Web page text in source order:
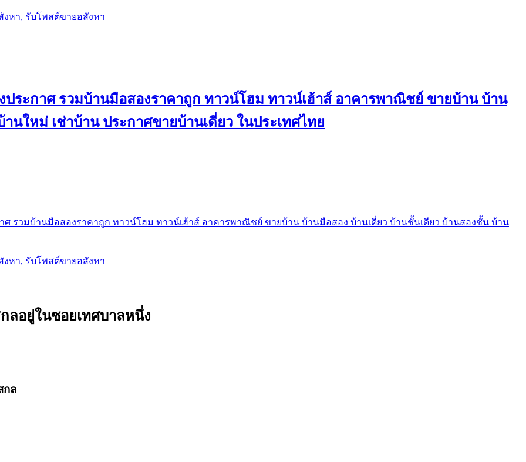
งหา, รับโพสต์ขายอสังหา
ประกาศ รวมบ้านมือสองราคาถูก ทาวน์โฮม ทาวน์เฮ้าส์ อาคารพาณิชย์ ขายบ้าน บ้าน
นใหม่ เช่าบ้าน ประกาศขายบ้านเดี่ยว ในประเทศไทย
ศ รวมบ้านมือสองราคาถูก ทาวน์โฮม ทาวน์เฮ้าส์ อาคารพาณิชย์ ขายบ้าน บ้านมือสอง บ้านเดี่ยว บ้านชั้นเดียว บ้านสองชั้น บ้าน
งหา, รับโพสต์ขายอสังหา
ลอยู่ในซอยเทศบาลหนึ่ง
กล